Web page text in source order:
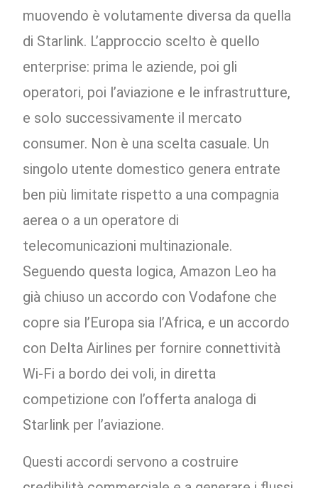
muovendo è volutamente diversa da quella
di Starlink. L’approccio scelto è quello
enterprise: prima le aziende, poi gli
operatori, poi l’aviazione e le infrastrutture,
e solo successivamente il mercato
consumer. Non è una scelta casuale. Un
singolo utente domestico genera entrate
ben più limitate rispetto a una compagnia
aerea o a un operatore di
telecomunicazioni multinazionale.
Seguendo questa logica, Amazon Leo ha
già chiuso un accordo con Vodafone che
copre sia l’Europa sia l’Africa, e un accordo
con Delta Airlines per fornire connettività
Wi-Fi a bordo dei voli, in diretta
competizione con l’offerta analoga di
Starlink per l’aviazione.
Questi accordi servono a costruire